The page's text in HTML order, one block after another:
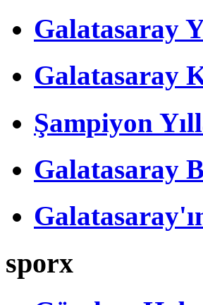
Galatasaray
Galatasaray
Şampiyon
Galatasaray
sporx